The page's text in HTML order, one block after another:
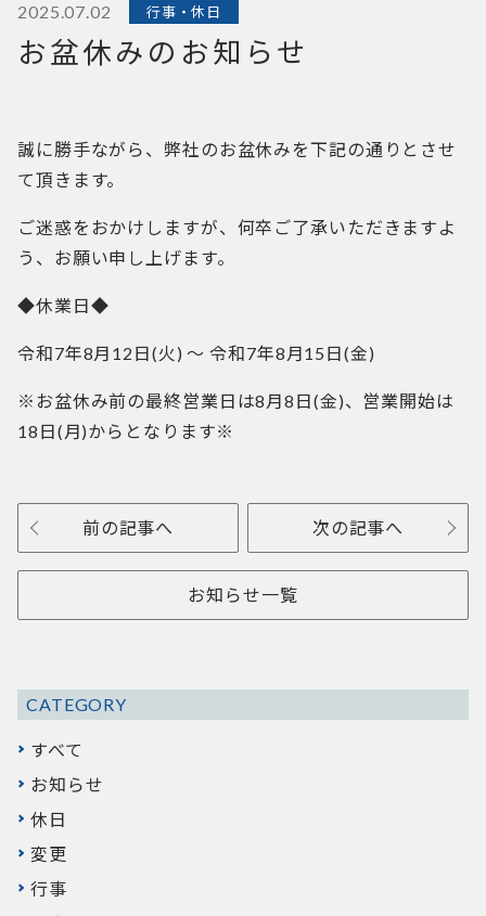
2025.07.02 行事・休日
お盆休みのお知らせ
誠に勝手ながら、弊社のお盆休みを下記の通りとさせ
て頂きます。
ご迷惑をおかけしますが、何卒ご了承いただきますよ
う、お願い申し上げます。
◆休業日◆
令和7年8月12日(火) ～ 令和7年8月15日(金)
※お盆休み前の最終営業日は8月8日(金)、営業開始は
18日(月)からとなります※
前の記事へ
お知らせ一覧
次の記事へ
CATEGORY
すべて
お知らせ
休日
変更
行事